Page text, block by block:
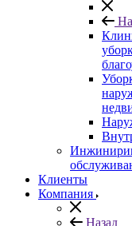
Клиенты
Компания
Назад